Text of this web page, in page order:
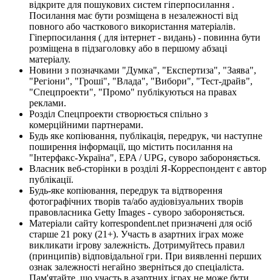
відкрите для пошукових систем гіперпосилання .
Посилання має бути розміщена в незалежності від
повного або часткового використання матеріалів.
Гіперпосилання ( для інтернет - видань) - повинна бути
розміщена в підзаголовку або в першому абзаці
матеріалу.
Новини з позначками "Думка", "Експертиза", "Заява",
"Регіони", "Гроші", "Влада", "Вибори", "Тест-драйв",
"Спецпроекти", "Промо" публікуються на правах
реклами.
Розділ Спецпроекти створюється спільно з
комерційними партнерами.
Будь яке копіювання, публікація, передрук, чи наступне
поширення інформації, що містить посилання на
"Інтерфакс-Україна", EPA / UPG, суворо забороняється.
Власник веб-сторінки в розділі Я-Корреспондент є автор
публікації.
Будь-яке копіювання, передрук та відтворення
фотографічних творів та/або аудіовізуальних творів
правовласника Getty Images - суворо забороняється.
Матеріали сайту korrespondent.net призначені для осіб
старше 21 року (21+). Участь в азартних іграх може
викликати ігрову залежність. Дотримуйтесь правил
(принципів) відповідальної гри. При виявленні перших
ознак залежності негайно зверніться до спеціаліста.
Пам'ятайте, що участь в азартних іграх не може бути